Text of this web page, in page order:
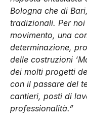
Bologna che di
tradizionali. Per
movimento, una
determinazione,
delle costruzioni
dei molti progetti
con il passare del
cantieri, posti di
professionalità.”